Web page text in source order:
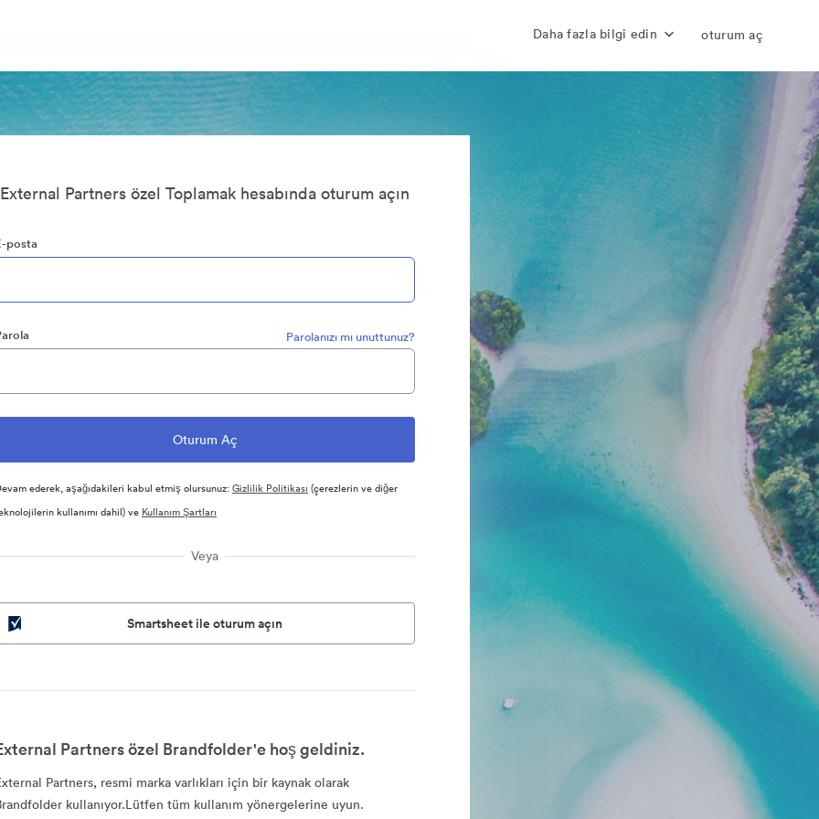
Daha fazla bilgi edin oturum aç
External Partners özel Toplamak hesabında oturum açın
posta
Parolanızı mı unuttunuz?
ederek, aşağıdakileri kabul etmiş olursunuz:Gizlilik Politikası (çerezlerin ve diğer
kullanımı dahil) ve Kullanım Şartları
Veya
Smartsheet ile oturum açın
Partners özel Brandfolder'e hoş geldiniz.
Partners, resmi marka varlıkları için bir kaynak olarak
kullanıyor.Lütfen tüm kullanım yönergelerine uyun.